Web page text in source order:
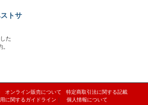
トサ
た
オンライン販売について
特定商取引法に関する記載
に関するガイドライン
個人情報について